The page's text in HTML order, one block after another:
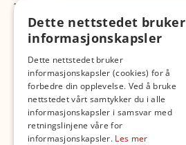
TikTok
Fotopodden
Dette nettstedet bruker
informasjonskapsler
Dette nettstedet bruker
informasjonskapsler (cookies) for å
forbedre din opplevelse. Ved å bruke
nettstedet vårt samtykker du i alle
informasjonskapsler i samsvar med
retningslinjene våre for
informasjonskapsler. Les mer